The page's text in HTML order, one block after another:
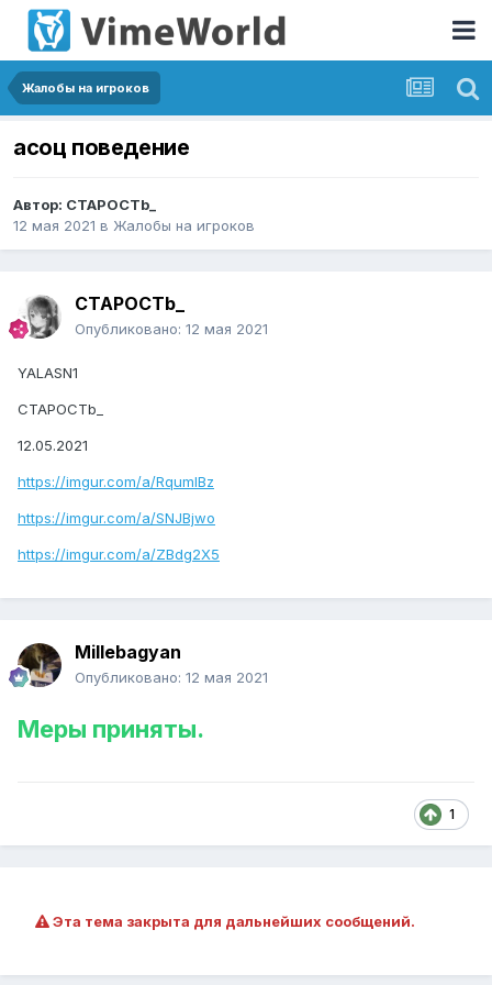
Жалобы на игроков
асоц поведение
Автор: CTAPOCTb_
12 мая 2021 в Жалобы на игроков
CTAPOCTb_
Опубликовано: 12 мая 2021
YALASN1
CTAPOCTb_
12.05.2021
https://imgur.com/a/RqumIBz
https://imgur.com/a/SNJBjwo
https://imgur.com/a/ZBdg2X5
Millebagyan
Опубликовано: 12 мая 2021
Меры приняты.
1
Эта тема закрыта для дальнейших сообщений.